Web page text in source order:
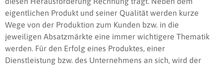
eigentlichen Produkt und seiner Qualität werden kurze
Wege von der Produktion zum Kunden bzw. in die
jeweiligen Absatzmärkte eine immer wichtigere Thematik
werden. Für den Erfolg eines Produktes, einer
Dienstleistung bzw. des Unternehmens an sich, wird der